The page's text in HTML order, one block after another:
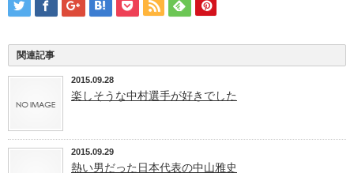
関連記事
2015.09.28
楽しそうな中村選手が好きでした
2015.09.29
熱い男だった日本代表の中山雅史